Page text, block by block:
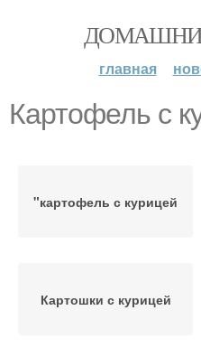
главная
Картофель с
"картофель с курицей
Картошки с курицей